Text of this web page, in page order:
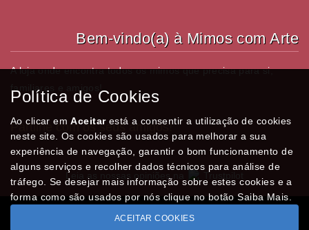
Bem-vindo(a) à Mimos com Arte
A loja onde encontra todos os mimos que precisa para si,
familiares e amigos!
Partilhe com os seus amigos!
Leia as nossas opiniões na Trustpilot
Todos os valores incluem IVA à taxa em vigor
Política de Cookies
Ao clicar emAceitarestá a consentir a utilização de cookies
neste site. Os cookies são usados para melhorar a sua
experiência de navegação, garantir o bom funcionamento de
alguns serviços e recolher dados técnicos para análise de
tráfego. Se desejar mais informação sobre estes cookies e a
forma como são usados por nós clique no botão Saiba Mais.
ACEITAR COOKIES